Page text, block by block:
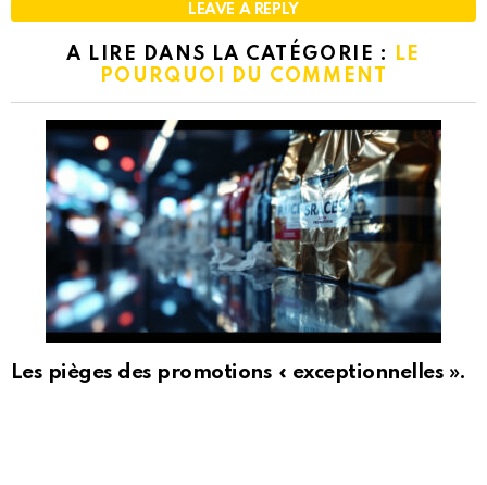
LEAVE A REPLY
A LIRE DANS LA CATÉGORIE :
LE
POURQUOI DU COMMENT
Les pièges des promotions « exceptionnelles ».